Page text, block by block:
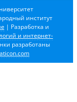
институт
| Разработка и
и интернет-
разработаны